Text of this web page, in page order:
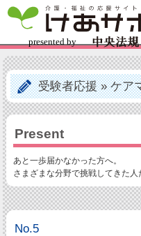
受験者応援»ケア
Present
あと一歩届かなかった方へ。
さまざまな分野で挑戦してきた人
No.5